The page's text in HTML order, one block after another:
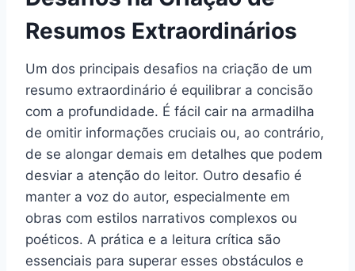
Resumos Extraordinários
Um dos principais desafios na criação de um
resumo extraordinário é equilibrar a concisão
com a profundidade. É fácil cair na armadilha
de omitir informações cruciais ou, ao contrário,
de se alongar demais em detalhes que podem
desviar a atenção do leitor. Outro desafio é
manter a voz do autor, especialmente em
obras com estilos narrativos complexos ou
poéticos. A prática e a leitura crítica são
essenciais para superar esses obstáculos e